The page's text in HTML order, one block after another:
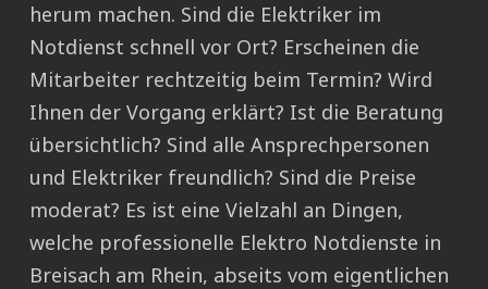
herum machen. Sind die Elektriker im
Notdienst schnell vor Ort? Erscheinen die
Mitarbeiter rechtzeitig beim Termin? Wird
Ihnen der Vorgang erklärt? Ist die Beratung
übersichtlich? Sind alle Ansprechpersonen
und Elektriker freundlich? Sind die Preise
moderat? Es ist eine Vielzahl an Dingen,
welche professionelle Elektro Notdienste in
Breisach am Rhein, abseits vom eigentlichen